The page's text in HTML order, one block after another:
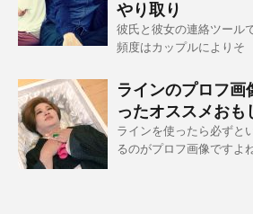
やり取り
彼氏と彼女の連絡ツール
頻度はカップルによりそ
ラインのプロフ画
ったオススメおも
ラインを使ったら必ずと
るのがプロフ画像ですよね